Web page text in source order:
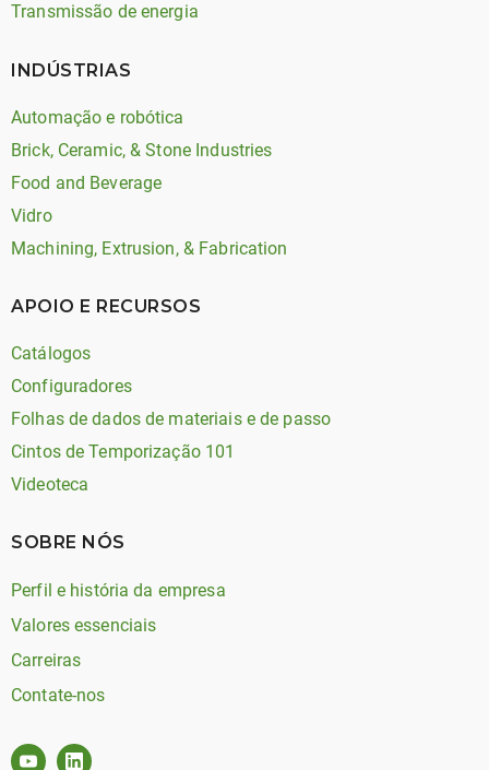
Transmissão de energia
INDÚSTRIAS
Automação e robótica
Brick, Ceramic, & Stone Industries
Food and Beverage
Vidro
Machining, Extrusion, & Fabrication
APOIO E RECURSOS
Catálogos
Configuradores
Folhas de dados de materiais e de passo
Cintos de Temporização 101
Videoteca
SOBRE NÓS
Perfil e história da empresa
Valores essenciais
Carreiras
Contate-nos